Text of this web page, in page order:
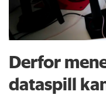
Derfor
dataspill